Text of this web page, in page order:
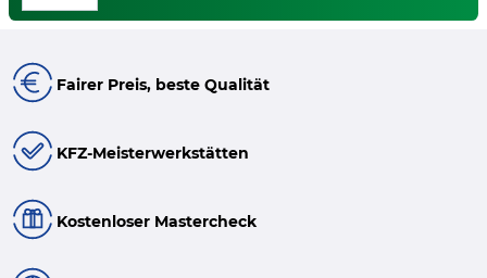
Fairer Preis, beste Qualität
KFZ-Meisterwerkstätten
Kostenloser Mastercheck